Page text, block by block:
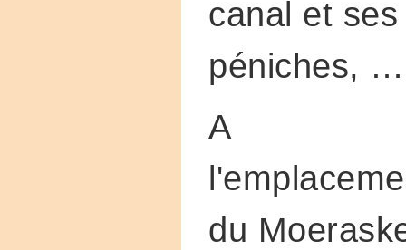
canal et ses
péniches, …
A
du